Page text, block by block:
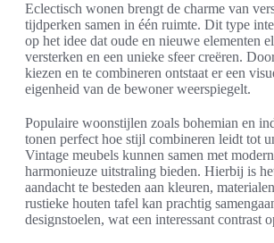
Eclectisch wonen brengt de charme van
tijdperken samen in één ruimte. Dit type
op het idee dat oude en nieuwe elementen
versterken en een unieke sfeer creëren.
kiezen en te combineren ontstaat er een
eigenheid van de bewoner weerspiegelt.
Populaire woonstijlen zoals bohemian en
tonen perfect hoe stijl combineren leidt tot
Vintage meubels kunnen samen met
harmonieuze uitstraling bieden. Hierbij is
aandacht te besteden aan kleuren,
rustieke houten tafel kan prachtig
designstoelen, wat een interessant contrast